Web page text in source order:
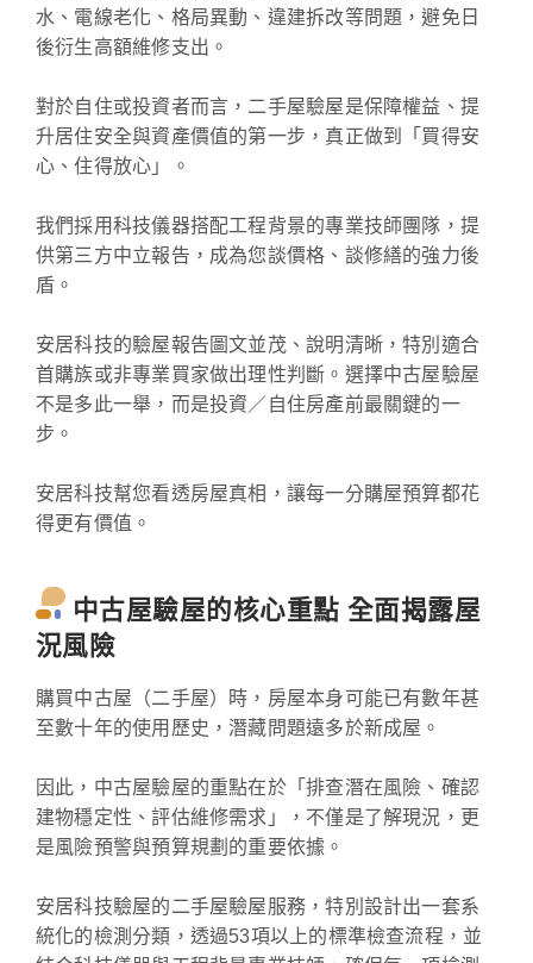
水、電線老化、格局異動、違建拆改等問題，避免日
後衍生高額維修支出。
對於自住或投資者而言，二手屋驗屋是保障權益、提
升居住安全與資產價值的第一步，真正做到「買得安
心、住得放心」。
我們採用科技儀器搭配工程背景的專業技師團隊，提
供第三方中立報告，成為您談價格、談修繕的強力後
盾。
安居科技的驗屋報告圖文並茂、說明清晰，特別適合
首購族或非專業買家做出理性判斷。選擇中古屋驗屋
不是多此一舉，而是投資／自住房產前最關鍵的一
步。
安居科技幫您看透房屋真相，讓每一分購屋預算都花
得更有價值。
中古屋驗屋的核心重點 全面揭露屋
況風險
購買中古屋（二手屋）時，房屋本身可能已有數年甚
至數十年的使用歷史，潛藏問題遠多於新成屋。
因此，中古屋驗屋的重點在於「排查潛在風險、確認
建物穩定性、評估維修需求」，不僅是了解現況，更
是風險預警與預算規劃的重要依據。
安居科技驗屋的二手屋驗屋服務，特別設計出一套系
統化的檢測分類，透過53項以上的標準檢查流程，並